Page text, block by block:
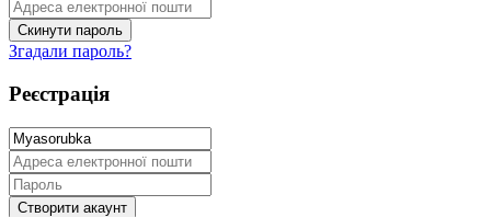
Згадали пароль?
Реєстрація